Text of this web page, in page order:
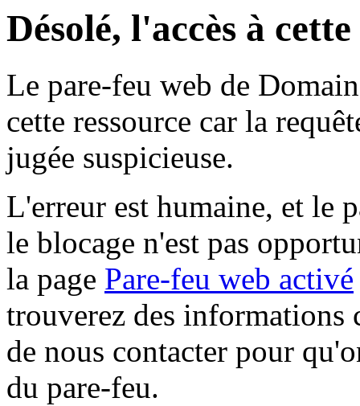
Désolé, l'accès à
Le pare-feu web de
cette ressource car la
jugée suspicieuse.
L'erreur est humaine, et le
le blocage n'est pas
la page Pare-feu web activé
trouverez des informations
de nous contacter pour
du pare-feu.